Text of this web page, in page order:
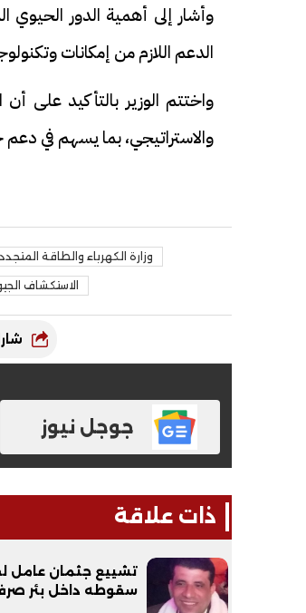
وأشار إلى أهمية الدور
الدعم اللازم من إمكانات
واختتم الوزير بالتأكيد على
والاستراتيجي، بما يسهم في
وزارة الكهرباء والطاقة
الاستكشاف
جوجل نيوز
ذات علاقة
تشييع جثمان عامل
سقوطه داخل بئر